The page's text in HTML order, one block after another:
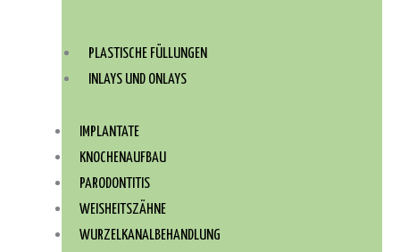
PLASTISCHE FÜLLUNGEN
INLAYS UND ONLAYS
IMPLANTATE
KNOCHENAUFBAU
PARODONTITIS
WEISHEITSZÄHNE
WURZEL­KANAL­BEHANDLUNG